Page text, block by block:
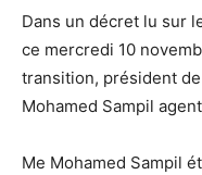
Dans un décret lu sur
ce mercredi 10
transition, président
Mohamed Sampil
Me Mohamed Sampil